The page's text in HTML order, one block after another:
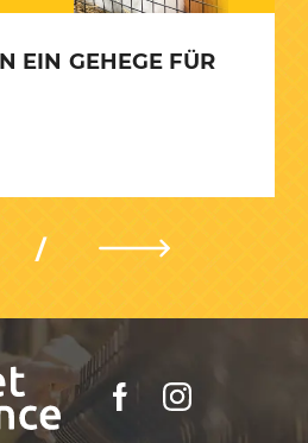
EIN GEHEGE FÜR